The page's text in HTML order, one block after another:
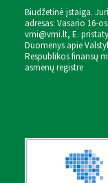
Biudžetinė įstaiga.
adresas: Vasario 16-
vmi@vmi.lt, E.
Duomenys apie
Respublikos finansų
asmenų registre